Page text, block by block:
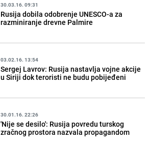
30.03.16. 09:31
Rusija dobila odobrenje UNESCO-a za
razminiranje drevne Palmire
03.02.16. 13:54
Sergej Lavrov: Rusija nastavlja vojne akcije
u Siriji dok teroristi ne budu pobijeđeni
30.01.16. 22:26
'Nije se desilo': Rusija povredu turskog
zračnog prostora nazvala propagandom